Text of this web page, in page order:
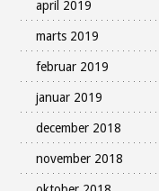
april 2019
marts 2019
februar 2019
januar 2019
december 2018
november 2018